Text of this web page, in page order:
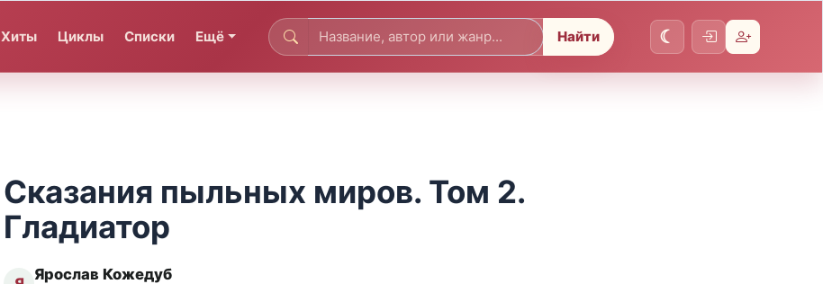
Хиты Циклы Списки Ещё Найти
Сказания пыльных миров. Том 2.
Гладиатор
Ярослав Кожедуб